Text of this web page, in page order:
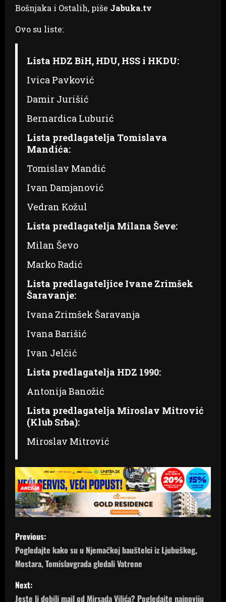
Bošnjaka i Ostalih, piše Jabuka.tv
Ovo su liste:
Lista HDZ BiH, HDU, HSS i HKDU:
Ivica Pavković
Damir Jurišić
Bernardica Luburić
Lista predlagatelja Tomislava
Mandića:
Tomislav Mandić
Ivan Damjanović
Vedran Kožul
Lista predlagatelja Milana Ševe:
Milan Ševo
Marko Radić
Lista predlagateljice Ivane Zrimšek
Šaravanje:
Ivana Zrimšek Šaravanja
Ivana Barišić
Ivan Jelčić
Lista predlagatelja HDZ 1990:
Antonija Banožić
Lista predlagatelja Miroslav Mitrović
(Klub Srba):
Miroslav Mitrović
P
o
s
t
Previous:
Pogledajte kako su u Njemačkoj bauštelci iz Ljubuškog,
Mostara, Tomislavgrada gledali Vatrene
Next:
Jeste li dobili mail od Mirsada Vilića? Pogledajte najnoviju